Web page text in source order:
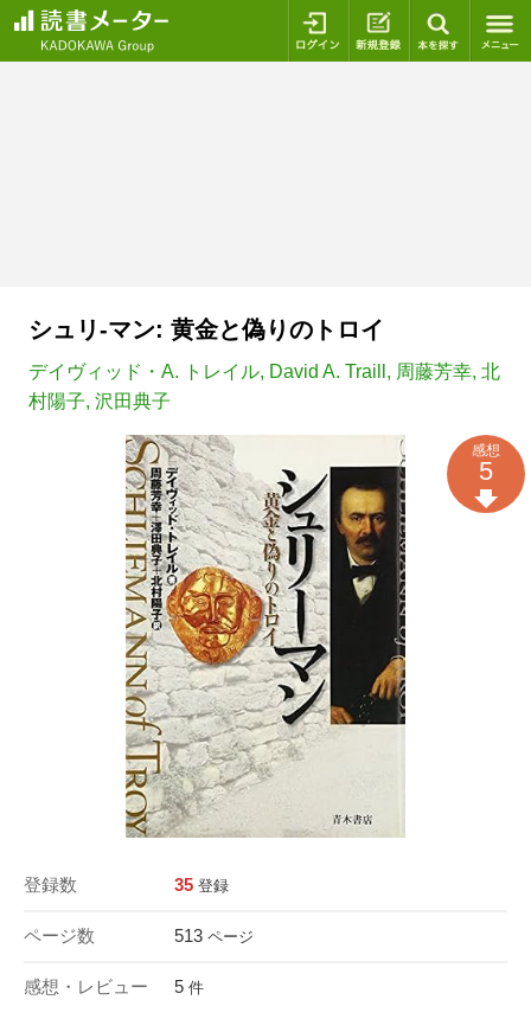
ログイン 新規登録
シュリ-マン: 黄金と偽りのトロイ
デイヴィッド・A. トレイル, David A. Traill , 周藤芳幸, 北
村陽子, 沢田典子
登録数 35 登録
ページ数 513 ページ
感想・レビュー 5 件
感想
5